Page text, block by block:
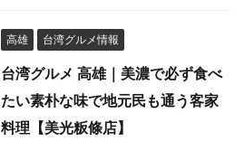
高雄 台湾グルメ情報
台湾グルメ 高雄｜美濃で必ず食べ
たい素朴な味で地元民も通う客家
料理【美光粄條店】